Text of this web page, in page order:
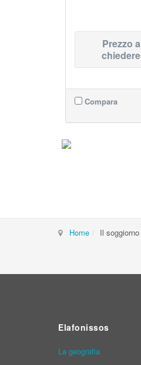
Prezzo a
chiedere
Compara
Home Il soggiorno
Elafonissos
La geografia